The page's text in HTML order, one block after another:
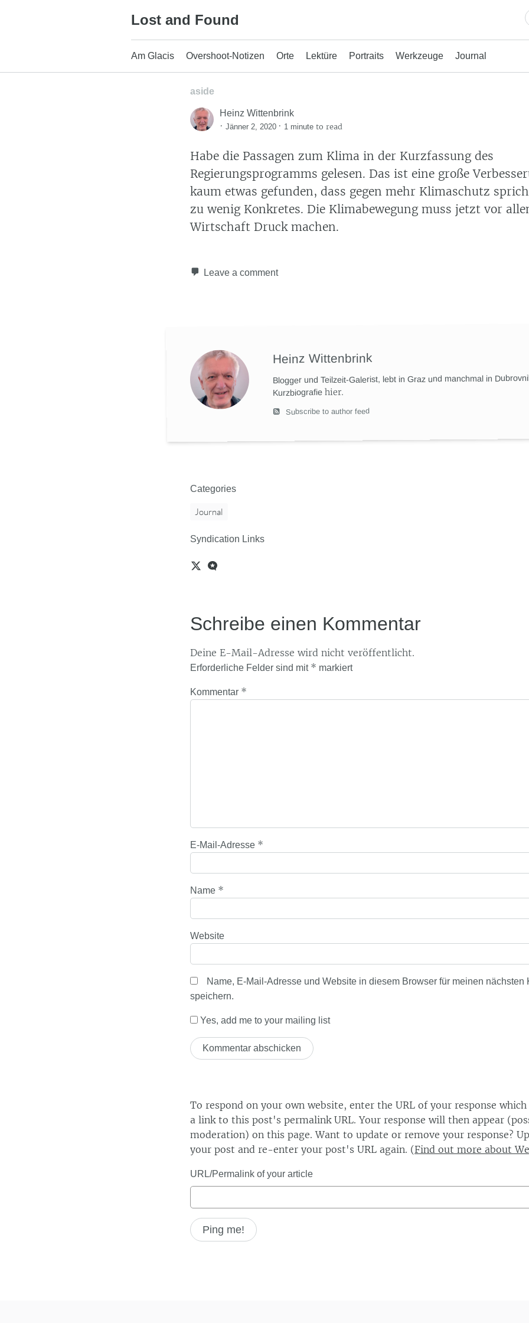
Lost and Found
Am Glacis Overshoot-Notizen Orte Lektüre Portraits Werkzeuge Journal
aside
Heinz Wittenbrink
· Jänner 2, 2020 · 1 minute to read
Habe die Passagen zum Klima in der Kurzfassung des
Regierungsprogramms gelesen. Das ist eine große
kaum etwas gefunden, dass gegen mehr Klimaschutz
zu wenig Konkretes. Die Klimabewegung muss jetzt vor
Wirtschaft Druck machen.
Leave a comment
Heinz Wittenbrink
Blogger und Teilzeit-Galerist, lebt in Graz und manchmal in
Kurzbiografiehier.
Subscribe to author feed
Categories
Journal
Syndication Links
Schreibe einen Kommentar
Deine E-Mail-Adresse wird nicht veröffentlicht.
Erforderliche Felder sind mit * markiert
Kommentar *
E-Mail-Adresse *
Name *
Website
Name, E-Mail-Adresse und Website in diesem Browser für meinen nächsten
speichern.
Yes, add me to your mailing list
To respond on your own website, enter the URL of your response
a link to this post's permalink URL. Your response will then appear
moderation) on this page. Want to update or remove your response?
your post and re-enter your post's URL again. (Find out more about
URL/Permalink of your article